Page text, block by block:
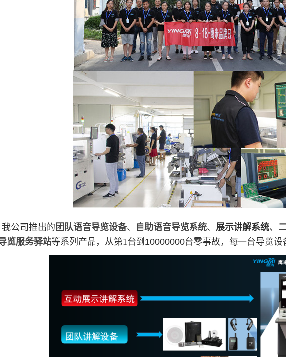
我公司推出的 团队语音导览设备、 自助语音导览系统、 展示讲解系统、
览服务驿站等系列产品，从第1台到 10000000台零事故，每一台导览设